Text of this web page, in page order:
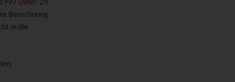
Berechnung
in die